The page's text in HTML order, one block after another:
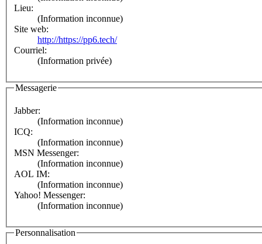
Lieu:
(Information inconnue)
Site web:
http://https://pp6.tech/
Courriel:
(Information privée)
Messagerie
Jabber:
(Information inconnue)
ICQ:
(Information inconnue)
MSN Messenger:
(Information inconnue)
AOL IM:
(Information inconnue)
Yahoo! Messenger:
(Information inconnue)
Personnalisation